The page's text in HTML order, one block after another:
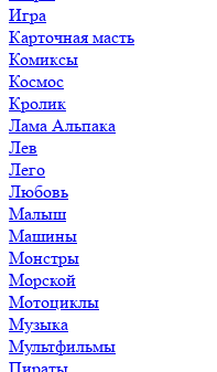
Игра
Карточная масть
Комиксы
Космос
Кролик
Лама Альпака
Лев
Лего
Любовь
Малыш
Машины
Монстры
Морской
Мотоциклы
Музыка
Мультфильмы